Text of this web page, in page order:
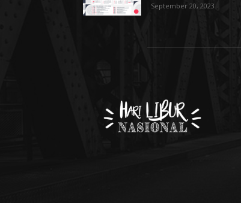
September 20, 2023